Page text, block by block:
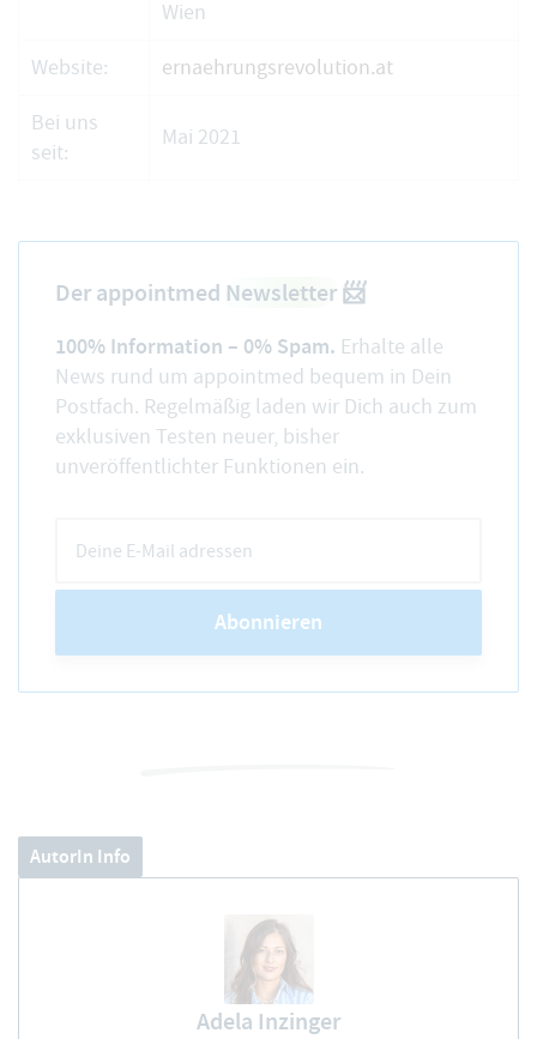
Wien
Website:
ernaehrungsrevolution.at
Bei uns
seit:
Mai 2021
Der appointmed Newsletter📨
100% Information – 0% Spam. Erhalte alle
News rund um appointmed bequem in Dein
Postfach. Regelmäßig laden wir Dich auch zum
exklusiven Testen neuer, bisher
unveröffentlichter Funktionen ein.
Abonnieren
AutorIn Info
Adela Inzinger